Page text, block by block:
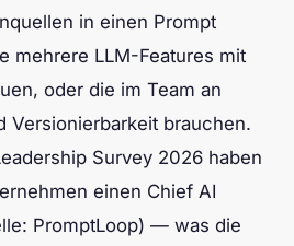
in einen Prompt
mehrere LLM-Features mit
oder die im Team an
Versionierbarkeit brauchen.
Survey 2026 haben
einen Chief AI
PromptLoop) — was die